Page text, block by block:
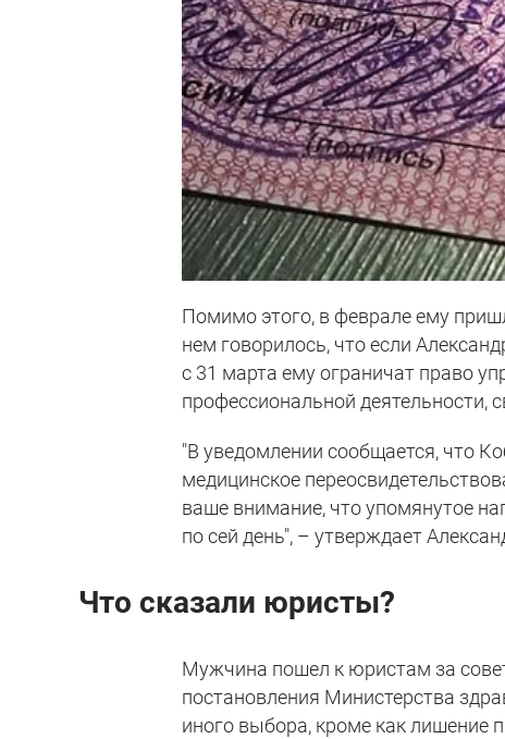
Помимо этого, в феврале ему
нем говорилось, что если
с 31 марта ему ограничат право
профессиональной деятельности,
"В уведомлении сообщается, что
медицинское
ваше внимание, что упомянутое
по сей день", – утверждает
Что сказали юристы?
Мужчина пошел к юристам за
постановления Министерства
иного выбора, кроме как лишение